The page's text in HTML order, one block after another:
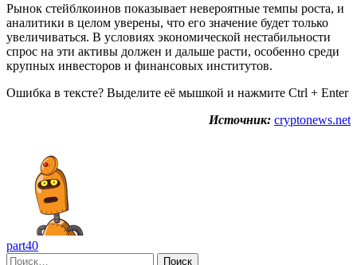
Рынок стейблкоинов показывает невероятные темпы роста, и
аналитики в целом уверены, что его значение будет только
увеличиваться. В условиях экономической нестабильности
спрос на эти активы должен и дальше расти, особенно среди
крупных инвесторов и финансовых институтов.
Ошибка в тексте? Выделите её мышкой и нажмите Ctrl + Enter
Источник: cryptonews.net
part40
Найти: